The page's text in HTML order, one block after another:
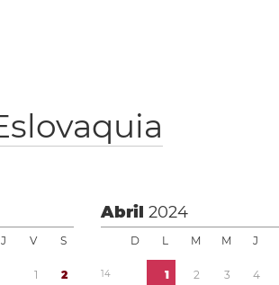
J V S
1 2
Abril2024
D L M M J
14 1 2 3 4